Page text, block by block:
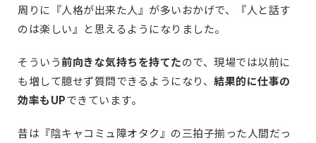
周りに『人格が出来た人』が多いおかげで、『人と話す
のは楽しい』と思えるようになりました。
そういう前向きな気持ちを持てたので、現場では以前に
も増して臆せず質問できるようになり、結果的に仕事の
効率もUPできています。
昔は『陰キャコミュ障オタク』の三拍子揃った人間だっ